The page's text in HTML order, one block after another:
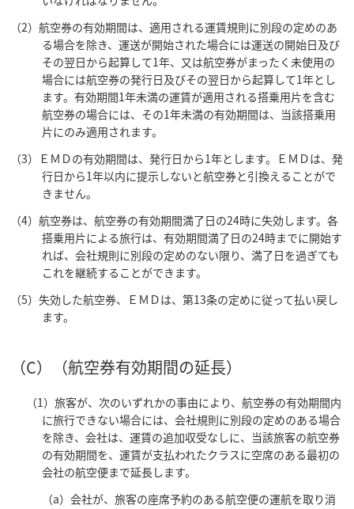
（2）航空券の有効期間は、適用される運賃規則に別段の定めのあ
る場合を除き、運送が開始された場合には運送の開始日及び
その翌日から起算して1年、又は航空券がまったく未使用の
場合には航空券の発行日及びその翌日から起算して1年とし
ます。有効期間1年未満の運賃が適用される搭乗用片を含む
航空券の場合には、その1年未満の有効期間は、当該搭乗用
片にのみ適用されます。
（3）ＥＭＤの有効期間は、発行日から1年とします。ＥＭＤは、発
行日から1年以内に提示しないと航空券と引換えることがで
きません。
（4）航空券は、航空券の有効期間満了日の24時に失効します。各
搭乗用片による旅行は、有効期間満了日の24時までに開始す
れば、会社規則に別段の定めのない限り、満了日を過ぎても
これを継続することができます。
（5）失効した航空券、ＥＭＤは、第13条の定めに従って払い戻し
ます。
（C）（航空券有効期間の延長）
（1）旅客が、次のいずれかの事由により、航空券の有効期間内
に旅行できない場合には、会社規則に別段の定めのある場合
を除き、会社は、運賃の追加収受なしに、当該旅客の航空券
の有効期間を、運賃が支払われたクラスに空席のある最初の
会社の航空便まで延長します。
（a）会社が、旅客の座席予約のある航空便の運航を取り消